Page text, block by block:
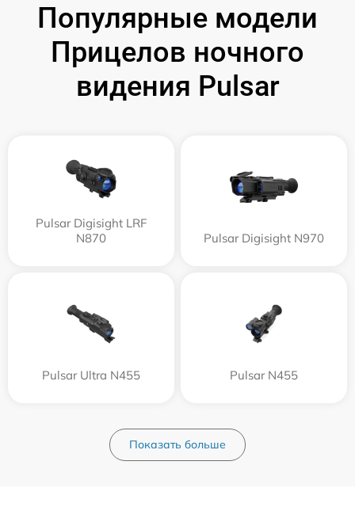
Популярные модели
Прицелов ночного
видения Pulsar
Pulsar Digisight LRF
N870
Pulsar Digisight N970
Pulsar Ultra N455 Pulsar N455
Показать больше